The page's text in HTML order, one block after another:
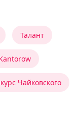
Талант
Чайковского